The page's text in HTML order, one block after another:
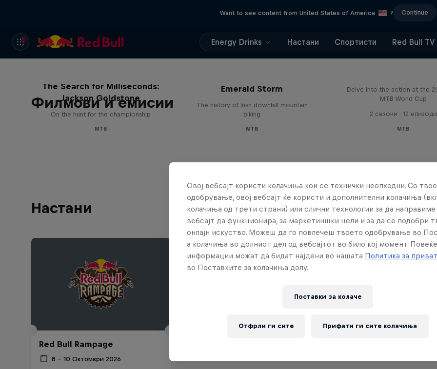
Want to see content from United States of America ? Continue
Energy Drinks Настани Спортисти Red Bull TV
Филмови и емисии
The Search for Milliseconds:
Jackson Goldstone
On the hunt for the championship
MTB
Emerald Storm
The history of Irish downhill mountain
biking
MTB
Delve into the action at the
MTB World Cup
2 сезони · 12 епизоди
MTB
Настани
Red Bull Rampage
8 – 10 Октомври 2026
Овој вебсајт користи колачиња кои се технички неопходни. Со твое
одобрување, овој вебсајт ќе користи и дополнителни колачиња
колачиња од трети страни) или слични технологии за да
вебсајт да функционира, за маркетиншки цели и за да се подобри
онлајн искуство. Можеш да го повлечеш твоето одобрување во
а колачиња во долниот дел од вебсајтот во било кој момент. Повеќе
информации можат да бидат најдени во нашата Политика за
во Поставките за колачиња долу.
Поставки за колачe
Отфрли ги сите Прифати ги сите колачиња